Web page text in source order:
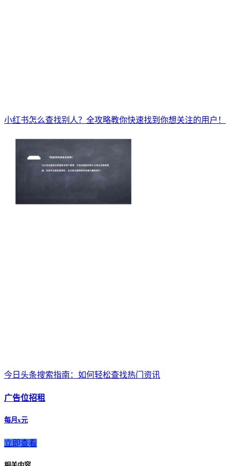
小红书怎么查找别人？全攻略教你快速找到你想关注的用户！
今日头条搜索指南：如何轻松查找热门资讯
广告位招租
每月x元
立即查看